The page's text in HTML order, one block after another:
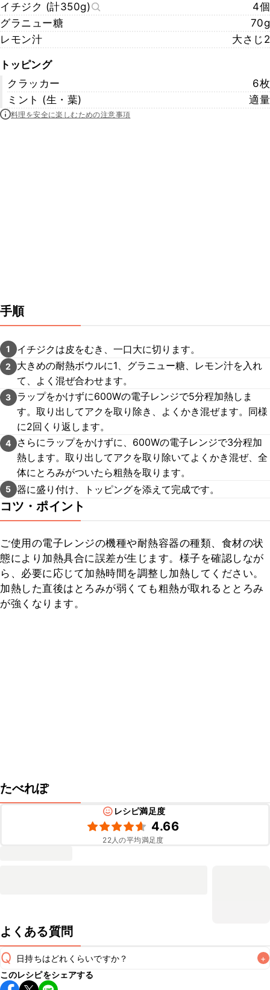
イチジク (計350g)
4個
グラニュー糖
70g
レモン汁
大さじ2
トッピング
クラッカー
6枚
ミント (生・葉)
適量
料理を安全に楽しむための注意事項
手順
1 イチジクは皮をむき、一口大に切ります。
2
大きめの耐熱ボウルに1、グラニュー糖、レモン汁を入れ
て、よく混ぜ合わせます。
3
ラップをかけずに600Wの電子レンジで5分程加熱しま
す。取り出してアクを取り除き、よくかき混ぜます。同様
に2回くり返します。
4
さらにラップをかけずに、600Wの電子レンジで3分程加
熱します。取り出してアクを取り除いてよくかき混ぜ、全
体にとろみがついたら粗熱を取ります。
5 器に盛り付け、トッピングを添えて完成です。
コツ・ポイント
ご使用の電子レンジの機種や耐熱容器の種類、食材の状
態により加熱具合に誤差が生じます。様子を確認しなが
ら、必要に応じて加熱時間を調整し加熱してください。
加熱した直後はとろみが弱くても粗熱が取れるととろみ
が強くなります。
たべれぽ
レシピ満足度
4.66
22人の平均満足度
よくある質問
Q 日持ちはどれくらいですか？ +
保存期間は冷蔵で1週間が目安です。なるべくお早めにお召し
このレシピをシェアする